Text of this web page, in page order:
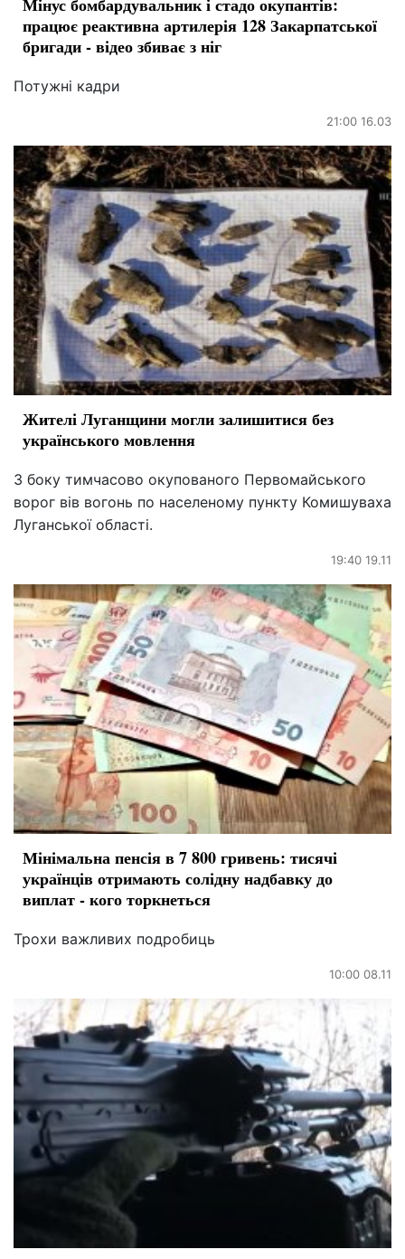
Мінус бомбардувальник і стадо окупантів:
працює реактивна артилерія 128 Закарпатської
бригади - відео збиває з ніг
Потужні кадри
21:00 16.03
Жителі Луганщини могли залишитися без
українського мовлення
З боку тимчасово окупованого Первомайського
ворог вів вогонь по населеному пункту Комишуваха
Луганської області.
19:40 19.11
Мінімальна пенсія в 7 800 гривень: тисячі
українців отримають солідну надбавку до
виплат - кого торкнеться
Трохи важливих подробиць
10:00 08.11